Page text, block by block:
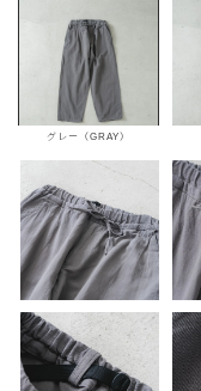
グレー（GRAY）